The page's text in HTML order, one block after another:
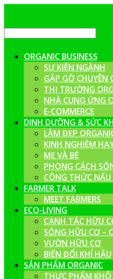
ORGANIC BUSINESS
SỰ KIỆN NGÀNH
GẶP GỠ CHUYÊN
THỊ TRƯỜNG
NHÀ CUNG ỨNG
E-COMMERCE
DINH DƯỠNG & SỨC
LÀM ĐẸP
KINH NGHIỆM
MẸ VÀ BÉ
PHONG CÁCH
CÔNG THỨC NẤU
FARMER TALK
MEET FARMERS
ECO-LIVING
CANH TÁC HỮU
SỐNG HỮU CƠ –
VƯỜN HỮU CƠ
BIẾN ĐỔI KHÍ HẬU
SẢN PHẨM ORGANIC
THỰC PHẨM